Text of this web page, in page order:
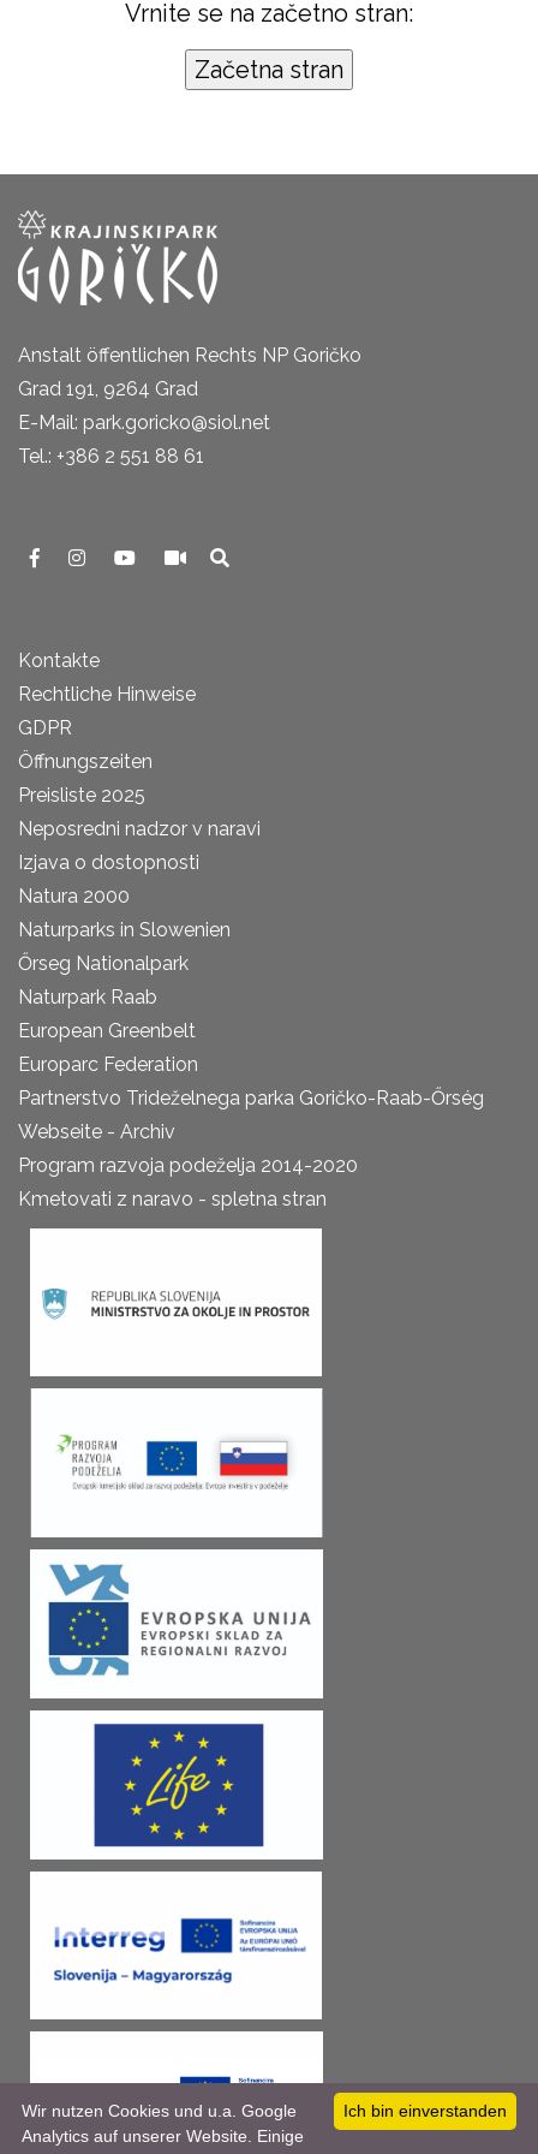
Vrnite se na začetno stran:
Anstalt öffentlichen Rechts NP Goričko
Grad 191, 9264 Grad
E-Mail: park.goricko@siol.net
Tel.: +386 2 551 88 61
Kontakte
Rechtliche Hinweise
GDPR
Öffnungszeiten
Preisliste 2025
Neposredni nadzor v naravi
Izjava o dostopnosti
Natura 2000
Naturparks in Slowenien
Őrseg Nationalpark
Naturpark Raab
European Greenbelt
Europarc Federation
Partnerstvo Trideželnega parka Goričko-Raab-Őrség
Webseite - Archiv
Program razvoja podeželja 2014-2020
Kmetovati z naravo - spletna stran
Ich bin einverstanden
Wir nutzen Cookies und u.a. Google
Analytics auf unserer Website. Einige